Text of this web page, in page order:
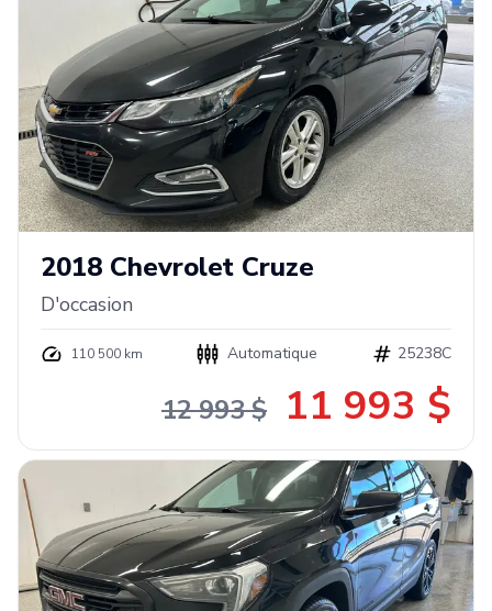
2018 Chevrolet Cruze
D'occasion
110 500 km Automatique 25238C
12 993 $ 11 993 $